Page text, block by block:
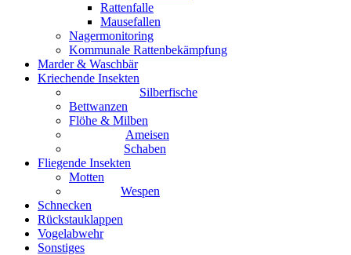
Rattenfalle
Mausefallen
Nagermonitoring
Kommunale Rattenbekämpfung
Marder & Waschbär
Kriechende Insekten
Silberfische
Bettwanzen
Flöhe & Milben
Ameisen
Schaben
Fliegende Insekten
Motten
Wespen
Schnecken
Rückstauklappen
Vogelabwehr
Sonstiges